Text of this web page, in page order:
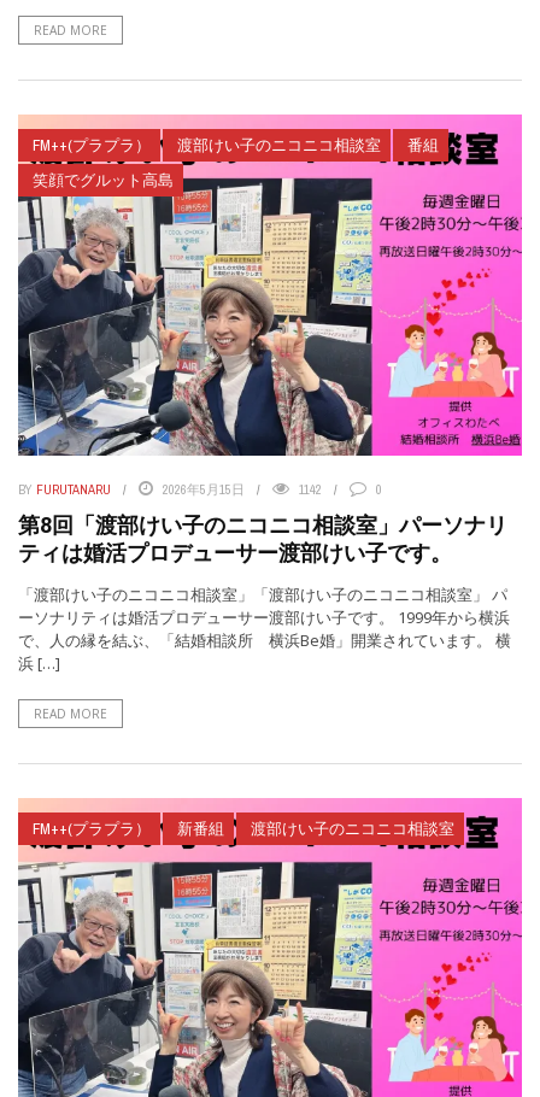
READ MORE
FM++(プラプラ） 渡部けい子のニコニコ相談室
番組
笑顔でグルット高島
BY FURUTANARU 2026年5月15日 1142 0
第8回「渡部けい子のニコニコ相談室」パーソナリ
ティは婚活プロデューサー渡部けい子です。
「渡部けい子のニコニコ相談室」「渡部けい子のニコニコ相談室」 パ
ーソナリティは婚活プロデューサー渡部けい子です。 1999年から横浜
で、人の縁を結ぶ、「結婚相談所 横浜Be婚」開業されています。 横
浜 […]
READ MORE
FM++(プラプラ） 新番組 渡部けい子のニコニコ相談室